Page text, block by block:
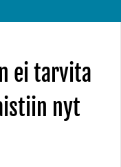
ei tarvita
nyt